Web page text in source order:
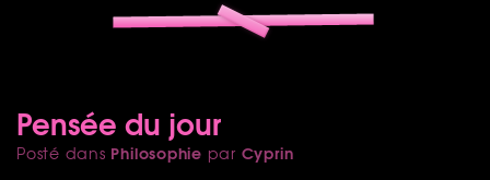
Pensée du jour
Posté dans Philosophie par Cyprin